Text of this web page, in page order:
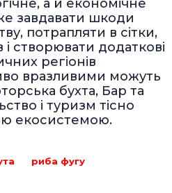
а й економічне
завдавати шкоди
потрапляти в сітки,
створювати додаткові
регіонів
вразливими можуть
бухта, Бар та
і туризм тісно
екосистемою.
риба фугу